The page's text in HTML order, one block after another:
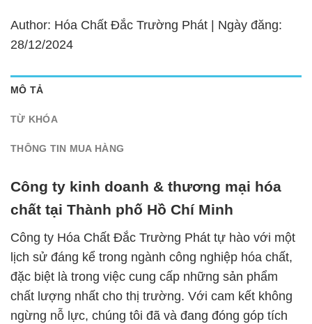
Author: Hóa Chất Đắc Trường Phát | Ngày đăng:
28/12/2024
MÔ TẢ
TỪ KHÓA
THÔNG TIN MUA HÀNG
Công ty kinh doanh & thương mại hóa
chất tại Thành phố Hồ Chí Minh
Công ty Hóa Chất Đắc Trường Phát tự hào với một
lịch sử đáng kể trong ngành công nghiệp hóa chất,
đặc biệt là trong việc cung cấp những sản phẩm
chất lượng nhất cho thị trường. Với cam kết không
ngừng nỗ lực, chúng tôi đã và đang đóng góp tích